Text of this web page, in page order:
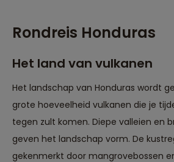
Rondreis Honduras
Het land van vulkanen
Het landschap van Honduras wordt
grote hoeveelheid vulkanen die je
tegen zult komen. Diepe valleien en
geven het landschap vorm. De
gekenmerkt door mangrovebossen